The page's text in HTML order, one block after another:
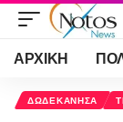
ΑΡΧΙΚΗ
ΔΩΔΕΚΑΝΗΣΑ